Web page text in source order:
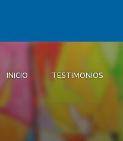
INICIO TESTIMONIOS